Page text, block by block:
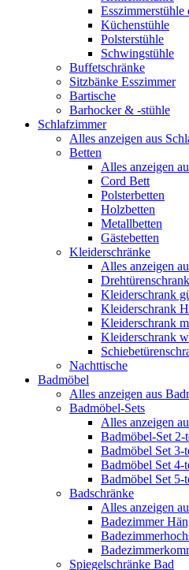
Esszimmerstühle
Küchenstühle
Polsterstühle
Schwingstühle
Buffetschränke
Sitzbänke Esszimmer
Bartische
Barhocker & -stühle
Schlafzimmer
Alles anzeigen aus
Betten
Alles anzeigen
Cord Bett
Polsterbetten
Holzbetten
Metallbetten
Gästebetten
Kleiderschränke
Alles anzeigen
Drehtürenschrank
Kleiderschrank
Kleiderschrank
Kleiderschrank
Kleiderschrank
Nachttische
Badmöbel
Alles anzeigen aus
Badmöbel-Sets
Alles anzeigen
Badmöbel-Set 2-
Badmöbel Set 3-
Badmöbel Set 4-
Badmöbel Set 5-
Badschränke
Alles anzeigen
Badezimmer
Spiegelschränke Bad